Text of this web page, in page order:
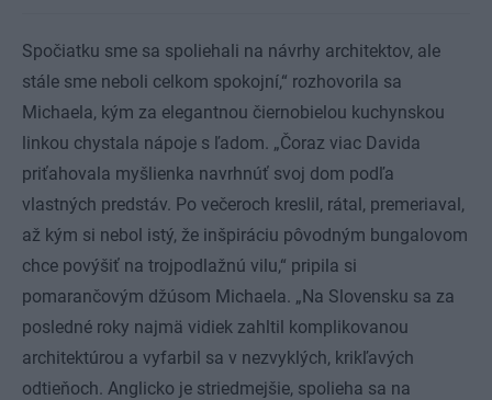
Spočiatku sme sa spoliehali na návrhy architektov, ale
stále sme neboli celkom spokojní,“ rozhovorila sa
Michaela, kým za elegantnou čiernobielou kuchynskou
linkou chystala nápoje s ľadom. „Čoraz viac Davida
priťahovala myšlienka navrhnúť svoj dom podľa
vlastných predstáv. Po večeroch kreslil, rátal, premeriaval,
až kým si nebol istý, že inšpiráciu pôvodným bungalovom
chce povýšiť na trojpodlažnú vilu,“ pripila si
pomarančovým džúsom Michaela. „Na Slovensku sa za
posledné roky najmä vidiek zahltil komplikovanou
architektúrou a vyfarbil sa v nezvyklých, krikľavých
odtieňoch. Anglicko je striedmejšie, spolieha sa na